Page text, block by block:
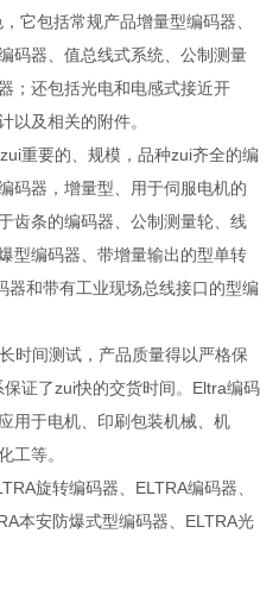
它包括常规产品增量型编码器、
码器、值总线式系统、公制测量
；还包括光电和电感式接近开
以及相关的附件。
重要的、规模，品种zui齐全的编
码器，增量型、用于伺服电机的
齿条的编码器、公制测量轮、线
型编码器、带增量输出的型单转
器和带有工业现场总线接口的型编
时间测试，产品质量得以严格保
证了zui快的交货时间。Eltra编码
用于电机、印刷包装机械、机
工等。
旋转编码器、ELTRA编码器、
本安防爆式型编码器、ELTRA光